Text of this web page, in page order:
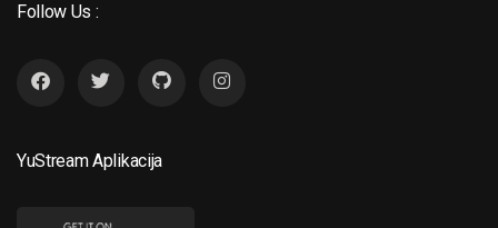
Follow Us :
YuStream Aplikacija